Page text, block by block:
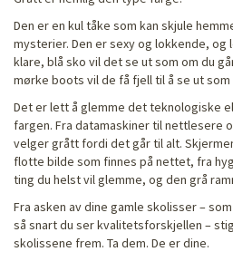
Den er en kul tåke som kan skjule
mysterier. Den er sexy og lokkende,
klare, blå sko vil det se ut som om du
mørke boots vil de få fjell til å se ut som
Det er lett å glemme det teknologiske
fargen. Fra datamaskiner til nettlesere
velger grått fordi det går til alt.
flotte bilde som finnes på nettet, fra
ting du helst vil glemme, og den grå
Fra asken av dine gamle skolisser –
så snart du ser kvalitetsforskjellen –
skolissene frem. Ta dem. De er dine.